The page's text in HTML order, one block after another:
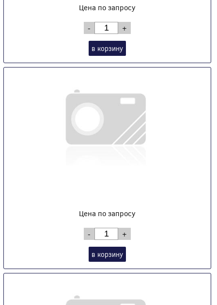
Цена по запросу
- +
в корзину
Цена по запросу
- +
в корзину